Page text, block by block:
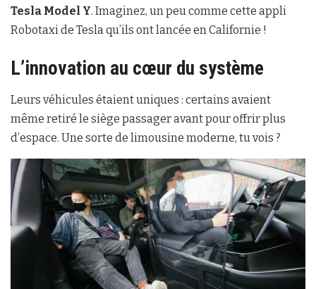
Tesla Model Y. Imaginez, un peu comme cette appli
Robotaxi de Tesla qu’ils ont lancée en Californie !
L’innovation au cœur du système
Leurs véhicules étaient uniques : certains avaient
même retiré le siège passager avant pour offrir plus
d’espace. Une sorte de limousine moderne, tu vois ?